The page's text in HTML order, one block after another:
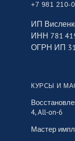
+7 981 210-
ИП
ИНН 781
ОГРН ИП
КУРСЫ И
4, All-on-6
Мастер